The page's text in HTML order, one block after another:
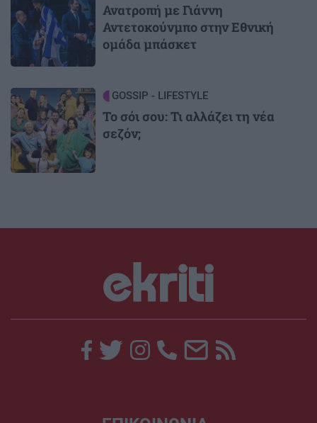
Ανατροπή με Γιάννη
Αντετοκούνμπο στην Εθνική
ομάδα μπάσκετ
Image GOSSIP - LIFESTYLE
Το σόι σου: Τι αλλάζει τη νέα
σεζόν;